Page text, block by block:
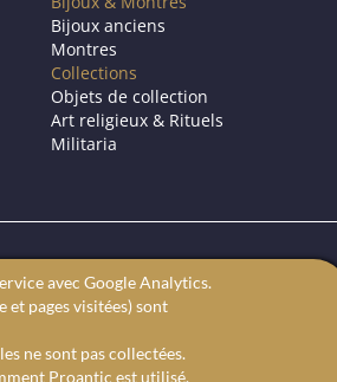
Bijoux anciens
Montres
Collections
Objets de collection
Art religieux & Rituels
Militaria
Proantic propose à la vente
un antiquaire ou une galerie d’art.
expositions.
avec Google Analytics.
et pages visitées) sont
ne sont pas collectées.
Proantic est utilisé.